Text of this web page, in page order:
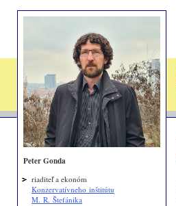
Peter Gonda
riaditeľ a ekonóm
Konzervatívneho inštitútu
M. R. Štefánika